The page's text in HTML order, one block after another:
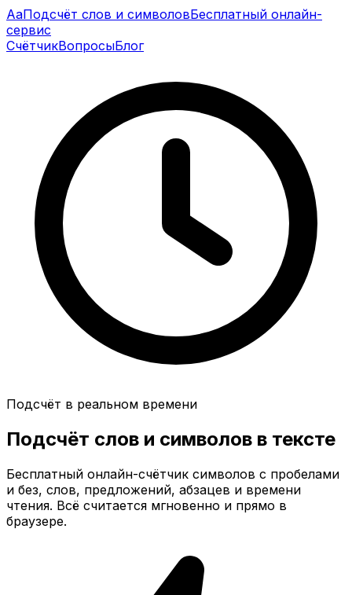
AаПодсчёт слов и символовБесплатный онлайн-
сервис
СчётчикВопросыБлог
Подсчёт в реальном времени
Подсчёт слов и символов в тексте
Бесплатный онлайн-счётчик символов с пробелами
и без, слов, предложений, абзацев и времени
чтения. Всё считается мгновенно и прямо в
браузере.